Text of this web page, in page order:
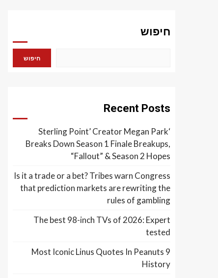
חיפוש
חיפוש
Recent Posts
‘Sterling Point’ Creator Megan Park
Breaks Down Season 1 Finale Breakups,
“Fallout” & Season 2 Hopes
Is it a trade or a bet? Tribes warn Congress
that prediction markets are rewriting the
rules of gambling
The best 98-inch TVs of 2026: Expert
tested
9 Most Iconic Linus Quotes In Peanuts
History